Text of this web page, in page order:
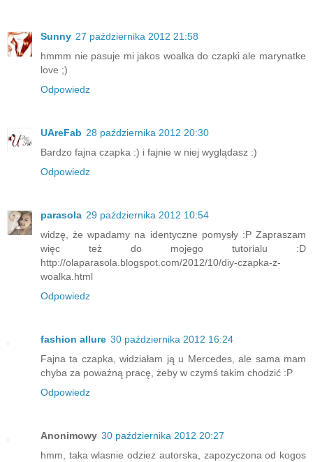
Sunny 27 października 2012 21:58
hmmm nie pasuje mi jakos woalka do czapki ale marynatke
love ;)
Odpowiedz
UAreFab 28 października 2012 20:30
Bardzo fajna czapka :) i fajnie w niej wyglądasz :)
Odpowiedz
parasola 29 października 2012 10:54
widzę, że wpadamy na identyczne pomysły :P Zapraszam
więc też do mojego tutorialu :D
http://olaparasola.blogspot.com/2012/10/diy-czapka-z-
woalka.html
Odpowiedz
fashion allure 30 października 2012 16:24
Fajna ta czapka, widziałam ją u Mercedes, ale sama mam
chyba za poważną pracę, żeby w czymś takim chodzić :P
Odpowiedz
Anonimowy 30 października 2012 20:27
hmm, taka wlasnie odziez autorska, zapozyczona od kogos